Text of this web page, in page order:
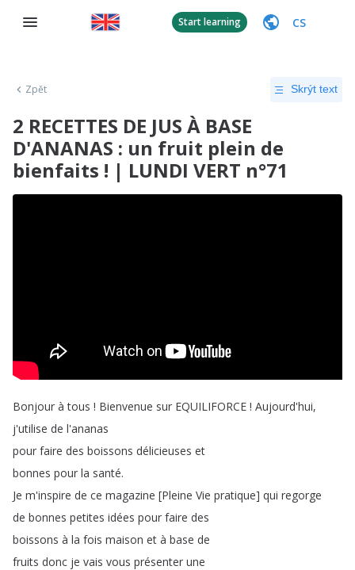
Start learning CS
Zpět Skrýt text
2 RECETTES DE JUS À BASE
D'ANANAS : un fruit plein de
bienfaits ! | LUNDI VERT n°71
Bonjour à tous ! Bienvenue sur EQUILIFORCE ! Aujourd'hui,
j'utilise de l'ananas
pour faire des boissons délicieuses et
bonnes pour la santé.
Je m'inspire de ce magazine [Pleine Vie pratique] qui regorge
de bonnes petites idées pour faire des
boissons à la fois maison et à base de
fruits donc je vais vous présenter une